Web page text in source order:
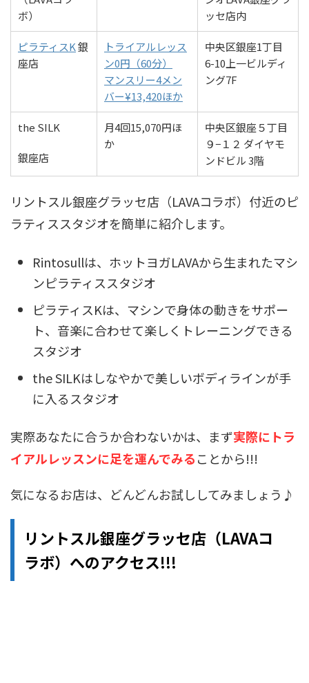
ボ）
ッセ店内
ピラティスK銀
座店
トライアルレッス
ン0円（60分）
マンスリー4メン
バー¥13,420ほか
中央区銀座1丁目
6-10上一ビルディ
ング7F
the SILK
銀座店
月4回15,070円ほ
か
中央区銀座５丁目
９−１２ ダイヤモ
ンドビル 3階
リントスル銀座グラッセ店（LAVAコラボ）付近のピ
ラティススタジオを簡単に紹介します。
Rintosullは、ホットヨガLAVAから生まれたマシ
ンピラティススタジオ
ピラティスKは、マシンで身体の動きをサポー
ト、音楽に合わせて楽しくトレーニングできる
スタジオ
the SILKはしなやかで美しいボディラインが手
に入るスタジオ
実際あなたに合うか合わないかは、まず実際にトラ
イアルレッスンに足を運んでみることから!!!
気になるお店は、どんどんお試ししてみましょう♪
リントスル銀座グラッセ店（LAVAコ
ラボ）へのアクセス!!!